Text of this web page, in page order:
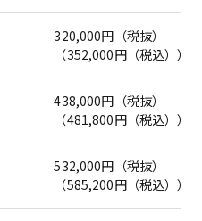
320,000円（税抜）
（352,000円（税込））
438,000円（税抜）
（481,800円（税込））
532,000円（税抜）
（585,200円（税込））